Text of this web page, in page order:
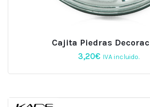
Cajita Piedras
3,20€ IVA incluido.